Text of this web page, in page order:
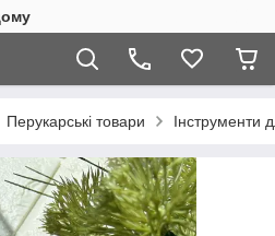
Перукарські товари Інструменти